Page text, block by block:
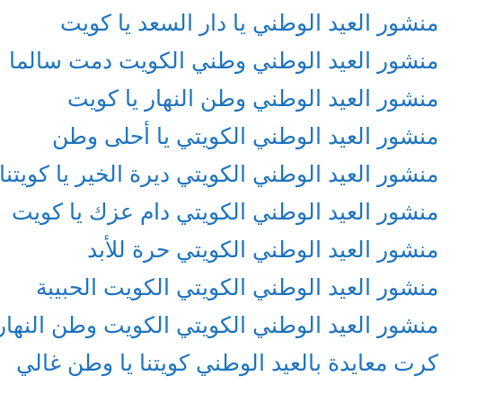
منشور العيد الوطني يا دار السعد يا كويت
منشور العيد الوطني وطني الكويت دمت سالما
منشور العيد الوطني وطن النهار يا كويت
منشور العيد الوطني الكويتي يا أحلى وطن
منشور العيد الوطني الكويتي ديرة الخير يا كويتنا
منشور العيد الوطني الكويتي دام عزك يا كويت
منشور العيد الوطني الكويتي حرة للأبد
منشور العيد الوطني الكويتي الكويت الحبيبة
منشور العيد الوطني الكويتي الكويت وطن النهار
كرت معايدة بالعيد الوطني كويتنا يا وطن غالي